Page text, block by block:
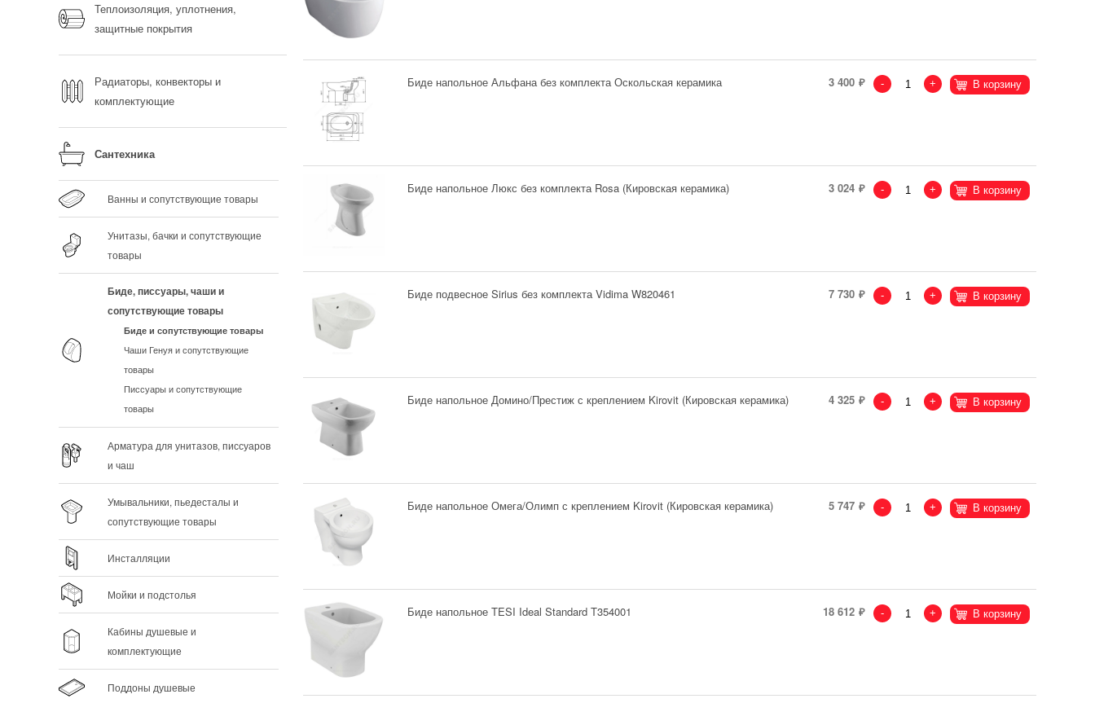
Теплоизоляция, уплотнения,
защитные покрытия
Радиаторы, конвекторы и
комплектующие
Сантехника
Ванны и сопутствующие товары
Унитазы, бачки и сопутствующие
товары
Биде, писсуары, чаши и
сопутствующие товары
Биде и сопутствующие товары
Чаши Генуя и сопутствующие
товары
Писсуары и сопутствующие
товары
Арматура для унитазов, писсуаров
и чаш
Умывальники, пьедесталы и
сопутствующие товары
Инсталляции
Мойки и подстолья
Кабины душевые и
комплектующие
Поддоны душевые
Биде напольное Альфана без комплекта Оскольская керамика 3 400 - + В корзину
Биде напольное Люкс без комплекта Rosa (Кировская керамика) 3 024 - + В корзину
Биде подвесное Sirius без комплекта Vidima W820461 7 730 - + В корзину
Биде напольное Домино/Престиж с креплением Kirovit (Кировская керамика) 4 325 - + В корзину
Биде напольное Омега/Олимп с креплением Kirovit (Кировская керамика) 5 747 - + В корзину
Биде напольное TESI Ideal Standard T354001 18 612 - + В корзину